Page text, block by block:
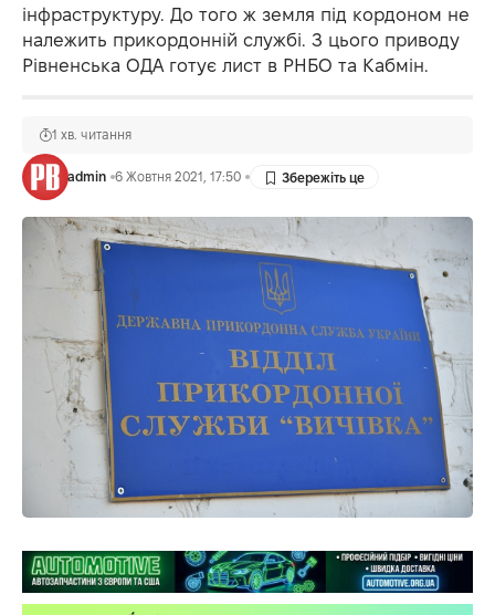
інфраструктуру. До того ж земля під кордоном не
належить прикордонній службі. З цього приводу
Рівненська ОДА готує лист в РНБО та Кабмін.
admin 6 Жовтня 2021, 17:50
1 хв. читання